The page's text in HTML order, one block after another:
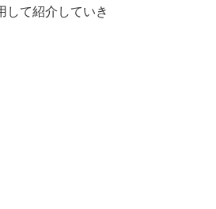
して紹介していき